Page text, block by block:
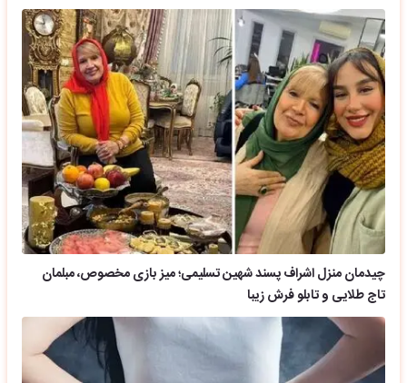
چیدمان منزل اشراف پسند شهین تسلیمی؛ میز بازی مخصوص، مبلمان
تاج طلایی و تابلو فرش زیبا